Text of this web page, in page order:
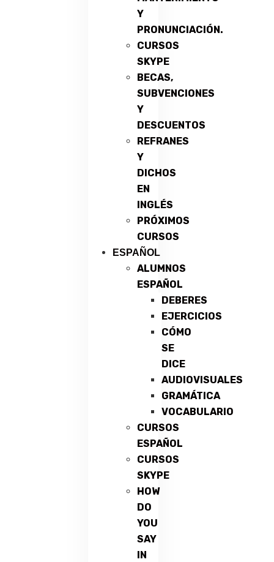
Y
PRONUNCIACIÓN.
CURSOS
SKYPE
BECAS,
SUBVENCIONES
Y
DESCUENTOS
REFRANES
Y
DICHOS
EN
INGLÉS
PRÓXIMOS
CURSOS
ESPAÑOL
ALUMNOS
ESPAÑOL
DEBERES
EJERCICIOS
CÓMO
SE
DICE
AUDIOVISUALES
GRAMÁTICA
VOCABULARIO
CURSOS
ESPAÑOL
CURSOS
SKYPE
HOW
DO
YOU
SAY
IN